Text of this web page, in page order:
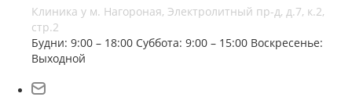
Клиника у м. Нагороная, Электролитный пр-д, д.7, к.2,
стр.2
Будни: 9:00 – 18:00 Суббота: 9:00 – 15:00 Воскресенье:
Выходной